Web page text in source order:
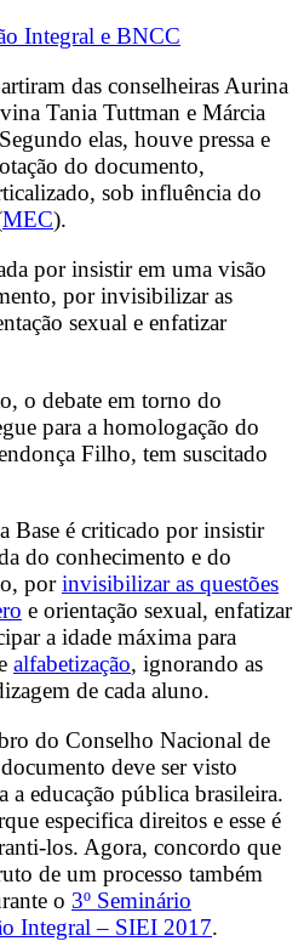
Integral e BNCC
das conselheiras Aurina
Tania Tuttman e Márcia
elas, houve pressa e
do documento,
sob influência do
MEC).
por insistir em uma visão
por invisibilizar as
sexual e enfatizar
o debate em torno do
para a homologação do
Filho, tem suscitado
Base é criticado por insistir
do conhecimento e do
porinvisibilizar as questões
e orientação sexual, enfatizar
a idade máxima para
alfabetização, ignorando as
de cada aluno.
do Conselho Nacional de
deve ser visto
a educação pública brasileira.
especifica direitos e esse é
los. Agora, concordo que
de um processo também
o 3º Seminário
Integral – SIEI 2017.